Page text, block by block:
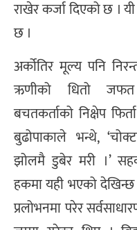
राखेर कर्जा दिएको छ ।
छ ।
अर्कोतिर मूल्य पनि
ऋणीको धितो जफत
बचतकर्ताको निक्षेप
बुढोपाकाले भन्थे,
झोलमै डुबेर मरी ।’
हकमा यही भएको
प्रलोभनमा परेर